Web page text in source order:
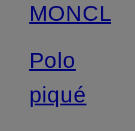
Polo
piqué